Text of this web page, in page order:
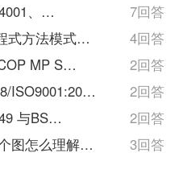
、
有效?
7回答
式方法模式图
4回答
MP SP
2回答
2回答
与BS
2回答
图怎么理解？
3回答